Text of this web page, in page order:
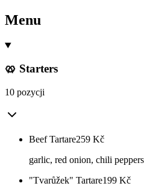
Menu
🥨 Starters
10 pozycji
Beef Tartare259 Kč
garlic, red onion, chili
"Tvarůžek" Tartare199 Kč